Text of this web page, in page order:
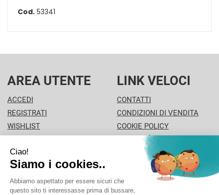
Cod. 53341
AREA UTENTE
ACCEDI
REGISTRATI
WISHLIST
NEWSLETTER
LINK VELOCI
CONTATTI
CONDIZIONI DI VENDITA
COOKIE POLICY
MODALITÀ DI PAGAMENTO
INFORMATIVA PRIVACY
PISA PHARMA - P.Iva: 02013280504 - Sede legale: VIA